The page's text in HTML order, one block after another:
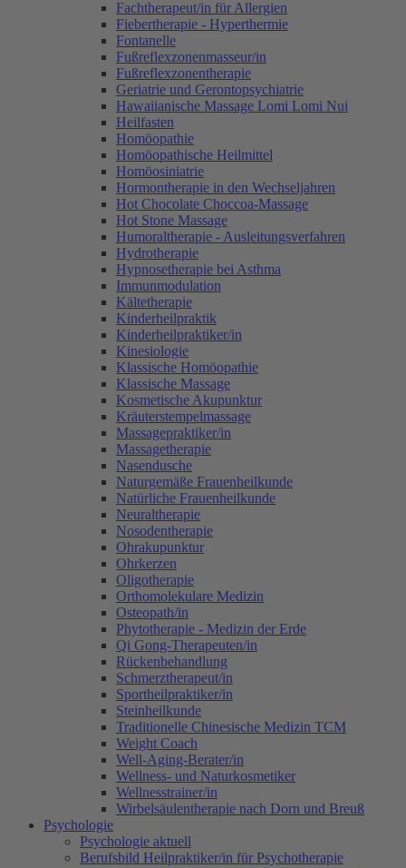
Fachtherapeut/in für Allergien
Fiebertherapie - Hyperthermie
Fontanelle
Fußreflexzonenmasseur/in
Fußreflexzonentherapie
Geriatrie und Gerontopsychiatrie
Hawaiianische Massage Lomi Lomi Nui
Heilfasten
Homöopathie
Homöopathische Heilmittel
Homöosiniatrie
Hormontherapie in den Wechseljahren
Hot Chocolate Choccoa-Massage
Hot Stone Massage
Humoraltherapie - Ausleitungsverfahren
Hydrotherapie
Hypnosetherapie bei Asthma
Immunmodulation
Kältetherapie
Kinderheilpraktik
Kinderheilpraktiker/in
Kinesiologie
Klassische Homöopathie
Klassische Massage
Kosmetische Akupunktur
Kräuterstempelmassage
Massagepraktiker/in
Massagetherapie
Nasendusche
Naturgemäße Frauenheilkunde
Natürliche Frauenheilkunde
Neuraltherapie
Nosodentherapie
Ohrakupunktur
Ohrkerzen
Oligotherapie
Orthomolekulare Medizin
Osteopath/in
Phytotherapie - Medizin der Erde
Qi Gong-Therapeuten/in
Rückenbehandlung
Schmerztherapeut/in
Sportheilpraktiker/in
Steinheilkunde
Traditionelle Chinesische Medizin TCM
Weight Coach
Well-Aging-Berater/in
Wellness- und Naturkosmetiker
Wellnesstrainer/in
Wirbelsäulentherapie nach Dorn und Breuß
Psychologie
Psychologie aktuell
Berufsbild Heilpraktiker/in für Psychotherapie